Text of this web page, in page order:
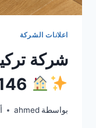
اعلانات الشركة
شركة
بواسطة ahmed